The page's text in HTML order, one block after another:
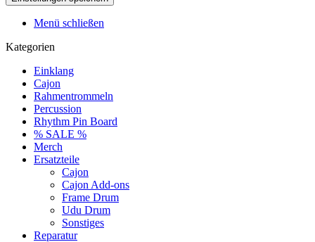
Menü schließen
Kategorien
Einklang
Cajon
Rahmentrommeln
Percussion
Rhythm Pin Board
% SALE %
Merch
Ersatzteile
Cajon
Cajon Add-ons
Frame Drum
Udu Drum
Sonstiges
Reparatur